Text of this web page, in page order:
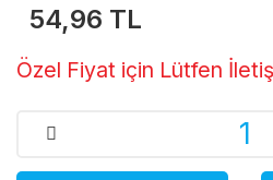
54,96 TL
Özel Fiyat için Lütfen